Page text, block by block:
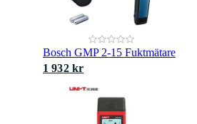
Bosch GMP 2-15 Fuktmätare
1 932 kr